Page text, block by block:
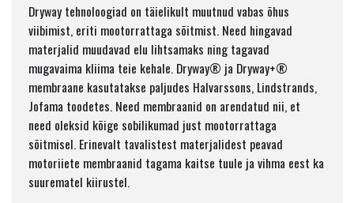
Dryway tehnoloogiad on täielikult muutnud vabas õhus
viibimist, eriti mootorrattaga sõitmist. Need hingavad
materjalid muudavad elu lihtsamaks ning tagavad
mugavaima kliima teie kehale. Dryway® ja Dryway+®
membraane kasutatakse paljudes Halvarssons, Lindstrands,
Jofama toodetes. Need membraanid on arendatud nii, et
need oleksid kõige sobilikumad just mootorrattaga
sõitmisel. Erinevalt tavalistest materjalidest peavad
motoriiete membraanid tagama kaitse tuule ja vihma eest ka
suurematel kiirustel.